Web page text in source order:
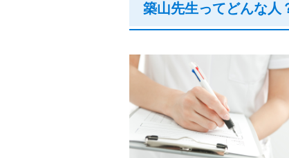
築山先生ってどんな人